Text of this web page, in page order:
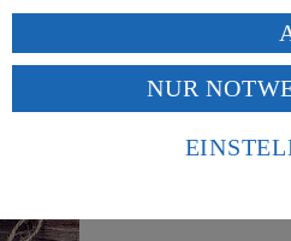
Verarbeitung deiner
Wenn du auf „Aktivieren“ klickst,
ein, dass deine Daten in den USA
einem nach europäischen Standards
Risiko eines Zugriffs durch US-
NUR